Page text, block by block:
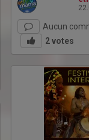
Aucun
2votes